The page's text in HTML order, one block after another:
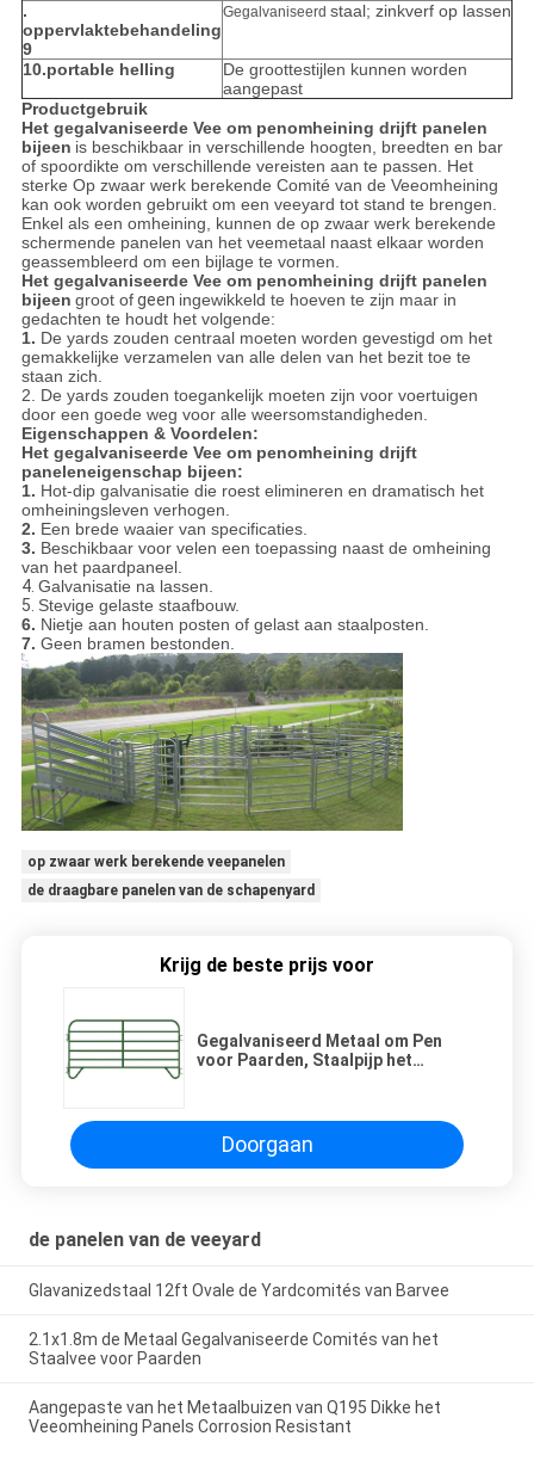
.
oppervlaktebehandeling
9
Gegalvaniseerd staal; zinkverf op lassen
10.portable helling
De groottestijlen kunnen worden
aangepast
Productgebruik
Het gegalvaniseerde Vee om penomheining drijft panelen
bijeen is beschikbaar in verschillende hoogten, breedten en bar
of spoordikte om verschillende vereisten aan te passen. Het
sterke Op zwaar werk berekende Comité van de Veeomheining
kan ook worden gebruikt om een veeyard tot stand te brengen.
Enkel als een omheining, kunnen de op zwaar werk berekende
schermende panelen van het veemetaal naast elkaar worden
geassembleerd om een bijlage te vormen.
Het gegalvaniseerde Vee om penomheining drijft panelen
bijeen groot ofgeen ingewikkeld te hoeven te zijn maar in
gedachten te houdt het volgende:
1. De yards zouden centraal moeten worden gevestigd om het
gemakkelijke verzamelen van alle delen van het bezit toe te
staan zich.
2. De yards zouden toegankelijk moeten zijn voor voertuigen
door een goede weg voor alle weersomstandigheden.
Eigenschappen & Voordelen:
Het gegalvaniseerde Vee om penomheining drijft
paneleneigenschap bijeen:
1. Hot-dip galvanisatie die roest elimineren en dramatisch het
omheiningsleven verhogen.
2. Een brede waaier van specificaties.
3. Beschikbaar voor velen een toepassing naast de omheining
van het paardpaneel.
4. Galvanisatie na lassen.
5. Stevige gelaste staafbouw.
6. Nietje aan houten posten of gelast aan staalposten.
7. Geen bramen bestonden.
op zwaar werk berekende veepanelen
de draagbare panelen van de schapenyard
Krijg de beste prijs voor
Gegalvaniseerd Metaal om Pen
voor Paarden, Staalpijp het
Doorgaan
de panelen van de veeyard
Glavanizedstaal 12ft Ovale de Yardcomités van Barvee
2.1x1.8m de Metaal Gegalvaniseerde Comités van het
Staalvee voor Paarden
Aangepaste van het Metaalbuizen van Q195 Dikke het
Veeomheining Panels Corrosion Resistant